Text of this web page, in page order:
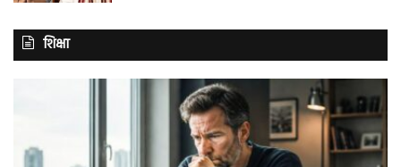
शिक्षा